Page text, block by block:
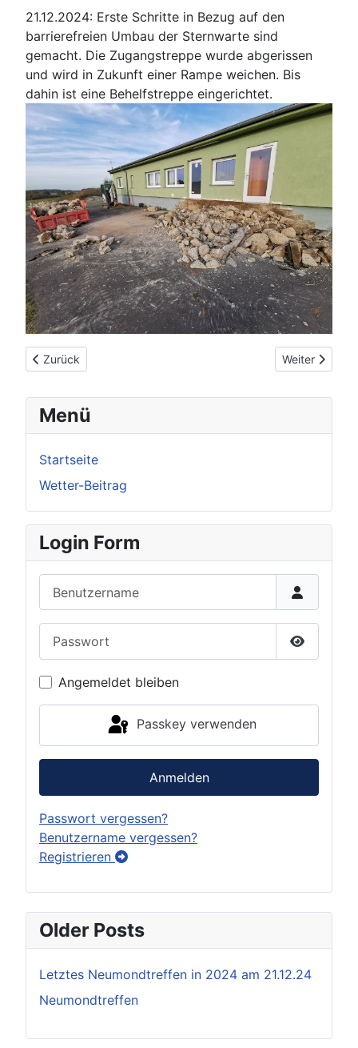
21.12.2024: Erste Schritte in Bezug auf den
barrierefreien Umbau der Sternwarte sind
gemacht. Die Zugangstreppe wurde abgerissen
und wird in Zukunft einer Rampe weichen. Bis
dahin ist eine Behelfstreppe eingerichtet.
Vorheriger Beitrag: Letztes Neumondtreffen in 2024 am
Zurück Nächster
Weiter
Menü
Startseite
Wetter-Beitrag
Login Form
Passwort
Angemeldet bleiben
Passkey verwenden
Anmelden
Passwort vergessen?
Benutzername vergessen?
Registrieren
Older Posts
Letztes Neumondtreffen in 2024 am 21.12.24
Neumondtreffen